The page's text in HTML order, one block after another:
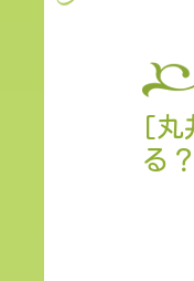
[丸
る